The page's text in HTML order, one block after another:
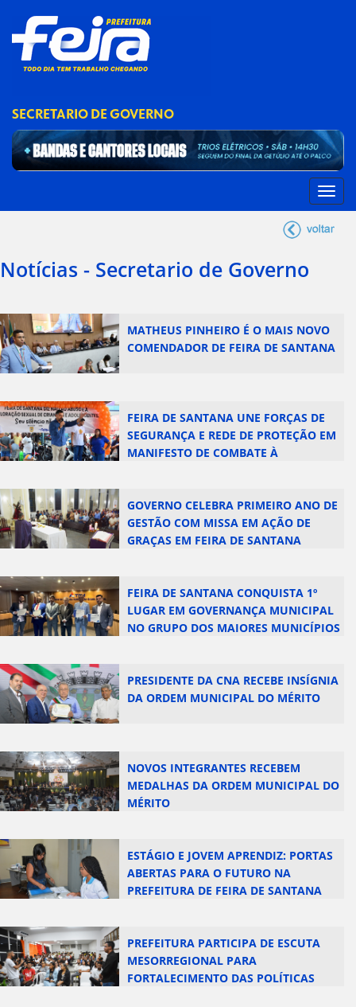
SECRETARIO DE GOVERNO
Notícias - Secretario de Governo
MATHEUS PINHEIRO É O MAIS NOVO
COMENDADOR DE FEIRA DE SANTANA
FEIRA DE SANTANA UNE FORÇAS DE
SEGURANÇA E REDE DE PROTEÇÃO EM
MANIFESTO DE COMBATE À
GOVERNO CELEBRA PRIMEIRO ANO DE
GESTÃO COM MISSA EM AÇÃO DE
GRAÇAS EM FEIRA DE SANTANA
FEIRA DE SANTANA CONQUISTA 1º
LUGAR EM GOVERNANÇA MUNICIPAL
NO GRUPO DOS MAIORES MUNICÍPIOS
PRESIDENTE DA CNA RECEBE INSÍGNIA
DA ORDEM MUNICIPAL DO MÉRITO
NOVOS INTEGRANTES RECEBEM
MEDALHAS DA ORDEM MUNICIPAL DO
MÉRITO
ESTÁGIO E JOVEM APRENDIZ: PORTAS
ABERTAS PARA O FUTURO NA
PREFEITURA DE FEIRA DE SANTANA
PREFEITURA PARTICIPA DE ESCUTA
MESORREGIONAL PARA
FORTALECIMENTO DAS POLÍTICAS